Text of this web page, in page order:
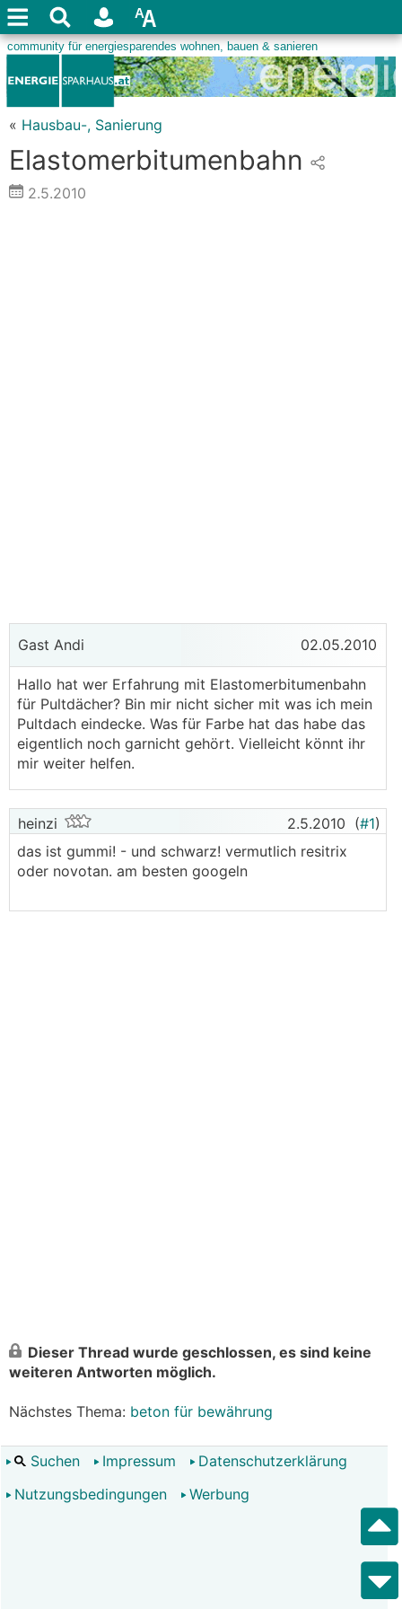
« Hausbau-, Sanierung
Elastomerbitumenbahn
2.5.2010
Gast Andi 02.05.2010
Hallo hat wer Erfahrung mit Elastomerbitumenbahn
für Pultdächer? Bin mir nicht sicher mit was ich mein
Pultdach eindecke. Was für Farbe hat das habe das
eigentlich noch garnicht gehört. Vielleicht könnt ihr
mir weiter helfen.
heinzi 2.5.2010 (#1)
das ist gummi! - und schwarz! vermutlich resitrix
oder novotan. am besten googeln
Dieser Thread wurde geschlossen, es sind keine
weiteren Antworten möglich.
Nächstes Thema: beton für bewährung
Suchen Impressum
Datenschutzerklärung
Nutzungsbedingungen
Werbung